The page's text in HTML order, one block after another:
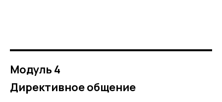
Модуль 4
Директивное общение